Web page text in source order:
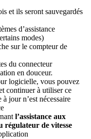
et ils seront sauvegardés
d’assistance
modes)
sur le compteur de
du connecteur
en douceur.
logicielle, vous pouvez
continuer à utiliser ce
jour n’est nécessaire
l’assistance aux
régulateur de vitesse